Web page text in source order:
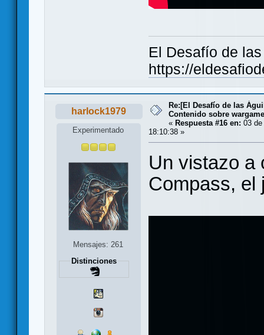
El Desafío de
https://
harlock1979
Experimentado
Mensajes: 261
Distinciones
Re:[El Desafío de las
Contenido sobre
« Respuesta #16 en: 03
18:10:38 »
Un vistazo a
Compass,